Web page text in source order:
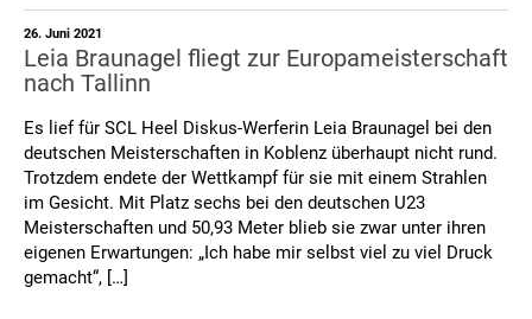
26. Juni 2021
Leia Braunagel fliegt zur Europameisterschaft
nach Tallinn
Es lief für SCL Heel Diskus-Werferin Leia Braunagel bei den
deutschen Meisterschaften in Koblenz überhaupt nicht rund.
Trotzdem endete der Wettkampf für sie mit einem Strahlen
im Gesicht. Mit Platz sechs bei den deutschen U23
Meisterschaften und 50,93 Meter blieb sie zwar unter ihren
eigenen Erwartungen: „Ich habe mir selbst viel zu viel Druck
gemacht“, […]